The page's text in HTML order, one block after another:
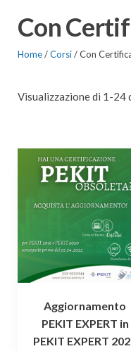
Con
Home/Corsi/ Con
Visualizzazione di 1-24
Aggiornamento
PEKIT EXPERT in
PEKIT EXPERT
Questo
prodotto
Le
opzioni
possono
scelte
pagina